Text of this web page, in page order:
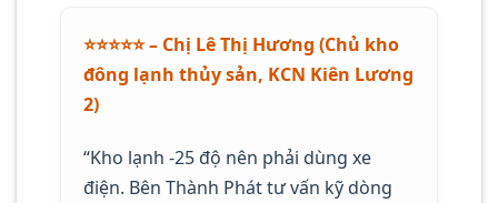
⭐️⭐️⭐️⭐️⭐️ – Chị Lê Thị Hương (Chủ kho
đông lạnh thủy sản, KCN Kiên Lương
2)
“Kho lạnh -25 độ nên phải dùng xe
điện. Bên Thành Phát tư vấn kỹ dòng